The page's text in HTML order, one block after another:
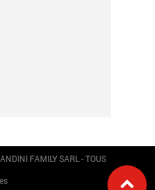
FAMILY SARL - TOUS